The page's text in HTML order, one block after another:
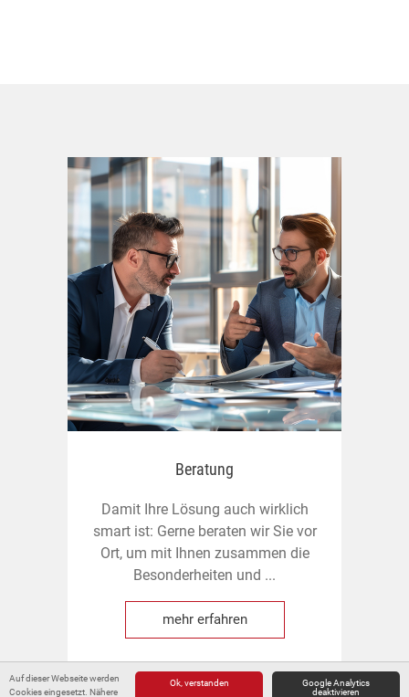
Google Analytics
deaktivieren
Ok, verstanden
Auf dieser Webseite werden
Cookies eingesetzt. Nähere
Beratung
Damit Ihre Lösung auch wirklich
smart ist: Gerne beraten wir Sie vor
Ort, um mit Ihnen zusammen die
Besonderheiten und ...
mehr erfahren